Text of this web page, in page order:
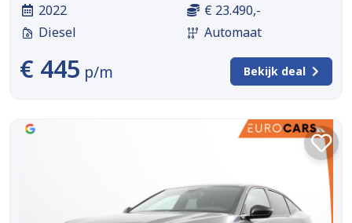
2022
Diesel
€ 23.490,-
Automaat
€ 445 p/m Bekijk deal